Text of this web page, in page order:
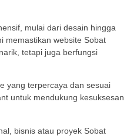
mulai dari desain hingga
memastikan website Sobat
tetapi juga berfungsi
yang terpercaya dan sesuai
untuk mendukung kesuksesan
bisnis atau proyek Sobat